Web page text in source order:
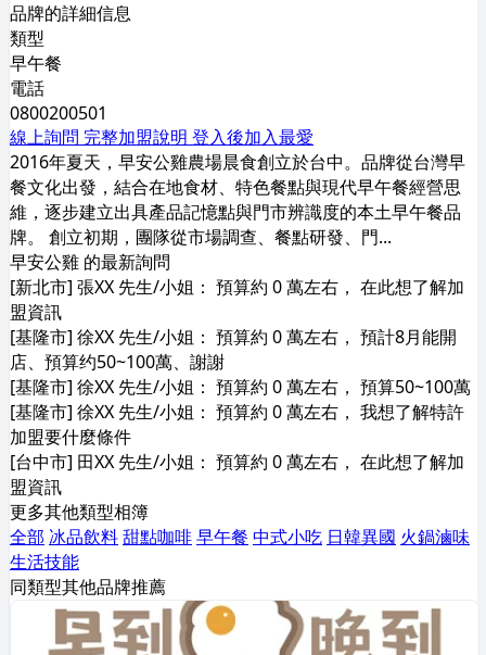
品牌的詳細信息
類型
早午餐
電話
0800200501
線上詢問 完整加盟說明 登入後加入最愛
2016年夏天，早安公雞農場晨食創立於台中。品牌從台灣早
餐文化出發，結合在地食材、特色餐點與現代早午餐經營思
維，逐步建立出具產品記憶點與門市辨識度的本土早午餐品
牌。 創立初期，團隊從市場調查、餐點研發、門...
早安公雞 的最新詢問
[新北市] 張XX 先生/小姐： 預算約 0 萬左右， 在此想了解加
盟資訊
[基隆市] 徐XX 先生/小姐： 預算約 0 萬左右， 預計8月能開
店、預算约50~100萬、謝謝
[基隆市] 徐XX 先生/小姐： 預算約 0 萬左右， 預算50~100萬
[基隆市] 徐XX 先生/小姐： 預算約 0 萬左右， 我想了解特許
加盟要什麼條件
[台中市] 田XX 先生/小姐： 預算約 0 萬左右， 在此想了解加
盟資訊
更多其他類型相簿
全部 冰品飲料甜點咖啡早午餐 中式小吃 日韓異國 火鍋滷味
生活技能
同類型其他品牌推薦